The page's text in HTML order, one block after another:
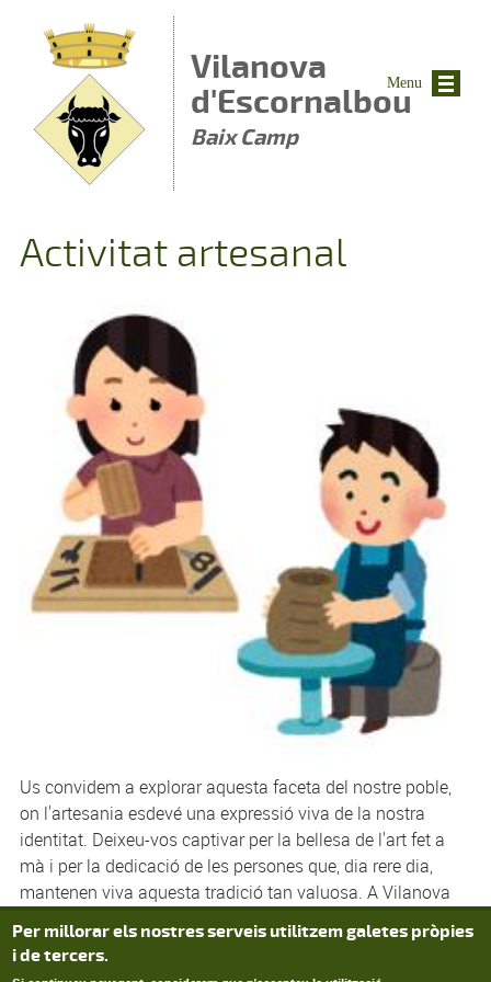
Vilanova
d'Escornalbou
Baix Camp
Activitat artesanal
Us convidem a explorar aquesta faceta del nostre poble,
on l'artesania esdevé una expressió viva de la nostra
identitat. Deixeu-vos captivar per la bellesa de l'art fet a
mà i per la dedicació de les persones que, dia rere dia,
mantenen viva aquesta tradició tan valuosa. A Vilanova
d'Escornalbou, l'artesania és molt més que una activitat:
és un reflex de la nostra ànima.
Menu
Privacy settings
Per millorar els nostres serveis utilitzem galetes pròpies
i de tercers.